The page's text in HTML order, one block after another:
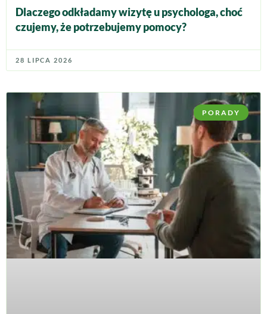
Dlaczego odkładamy wizytę u psychologa, choć
czujemy, że potrzebujemy pomocy?
28 LIPCA 2026
PORADY